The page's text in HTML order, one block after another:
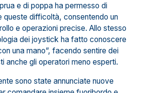
e di poppa ha permesso di
queste difficoltà, consentendo un
e operazioni precise. Allo stesso
dei joystick ha fatto conoscere
una mano”, facendo sentire dei
anche gli operatori meno esperti.
sono state annunciate nuove